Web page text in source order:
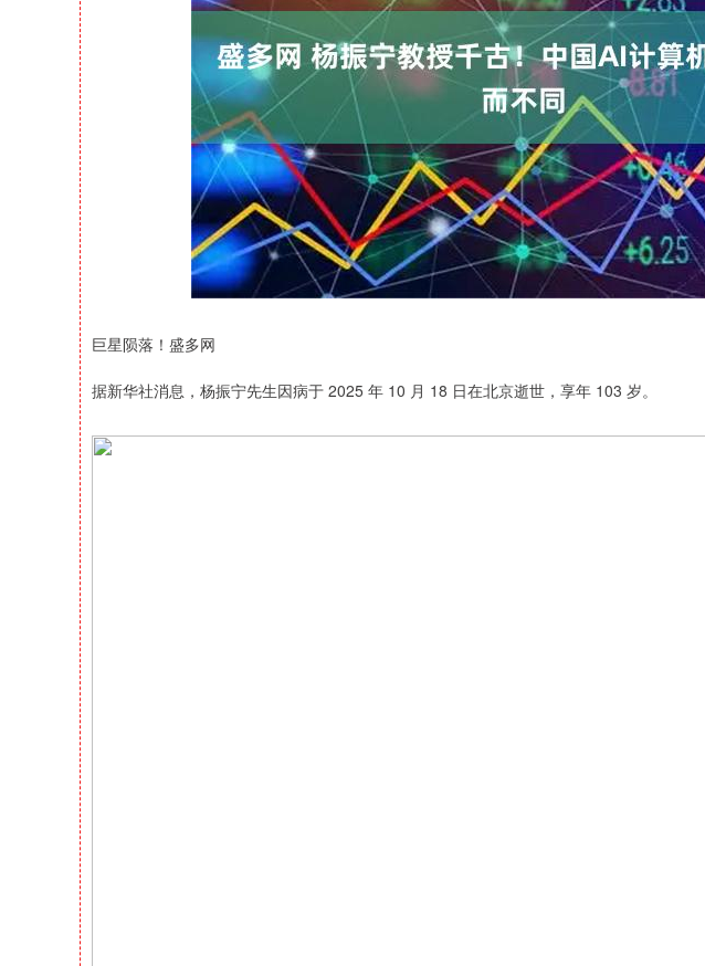
巨星陨落！盛多网
据新华社消息，杨振宁先生因病于 2025 年 10 月 18 日在北京逝世，享年 103 岁。
深证成指 14311.01 200.89 1.42% 沪深300